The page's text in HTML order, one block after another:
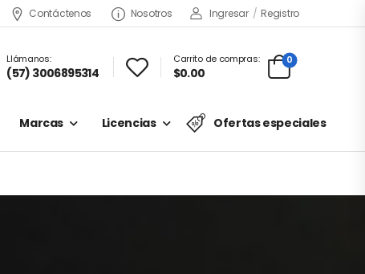
Contáctenos Nosotros Ingresar / Registro
Llámanos:
(57) 3006895314
Carrito de compras:
$0.00
0
Marcas Licencias Ofertas especiales